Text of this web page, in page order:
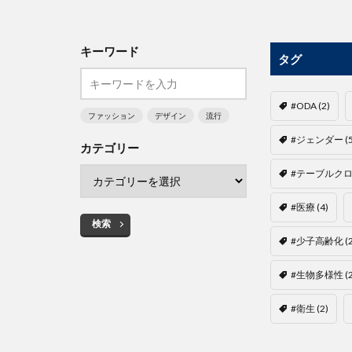
キーワード
ファッション デザイン 流行
カテゴリー
検索
タグ
#ODA(2)
#ジェンダー
#テーブルク
#医療(4)
#少子高齢化
#生物多様性
#衛生 (2)